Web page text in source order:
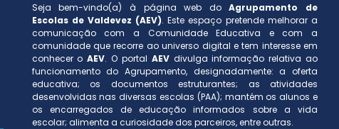
Seja bem-vindo(a) à página web doAgrupamento de
Escolas de Valdevez (AEV). Este espaço pretende melhorar a
comunicação com a Comunidade Educativa e com a
comunidade que recorre ao universo digital e tem interesse em
conhecer oAEV. O portal AEVdivulga informação relativa ao
funcionamento do Agrupamento, designadamente: a oferta
educativa; os documentos estruturantes; as atividades
desenvolvidas nas diversas escolas (PAA); mantém os alunos e
os encarregados de educação informados sobre a vida
escolar; alimenta a curiosidade dos parceiros, entre outras.